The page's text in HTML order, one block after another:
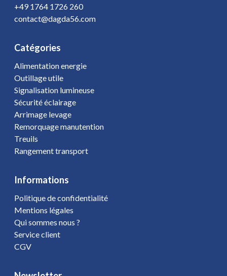
+49 1764 1726 260
contact@dagda56.com
Catégories
Alimentation energie
Outillage utile
Signalisation lumineuse
Sécurité éclairage
Arrimage levage
Remorquage manutention
Treuils
Rangement transport
Informations
Politique de confidentialité
Mentions légales
Qui sommes nous ?
Service client
CGV